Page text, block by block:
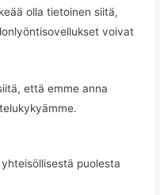
olla tietoinen siitä,
voivat
että emme anna
puolesta